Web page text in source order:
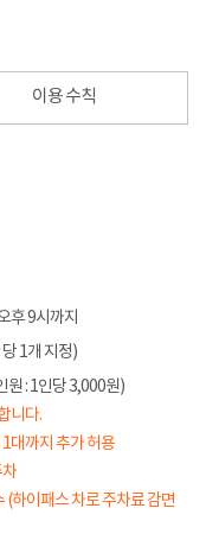
이용 수칙
후 9시까지
1개 지정)
원 : 1인당 3,000원)
니다.
대까지 추가 허용
하이패스 차로 주차료 감면